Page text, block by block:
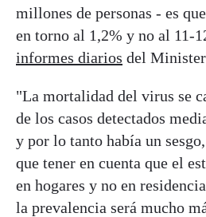
millones de personas - es
en torno al 1,2% y no al 11-
informes diarios del
"La mortalidad del virus se
de los casos detectados
y por lo tanto había un
que tener en cuenta que el
en hogares y no en
la prevalencia será mucho